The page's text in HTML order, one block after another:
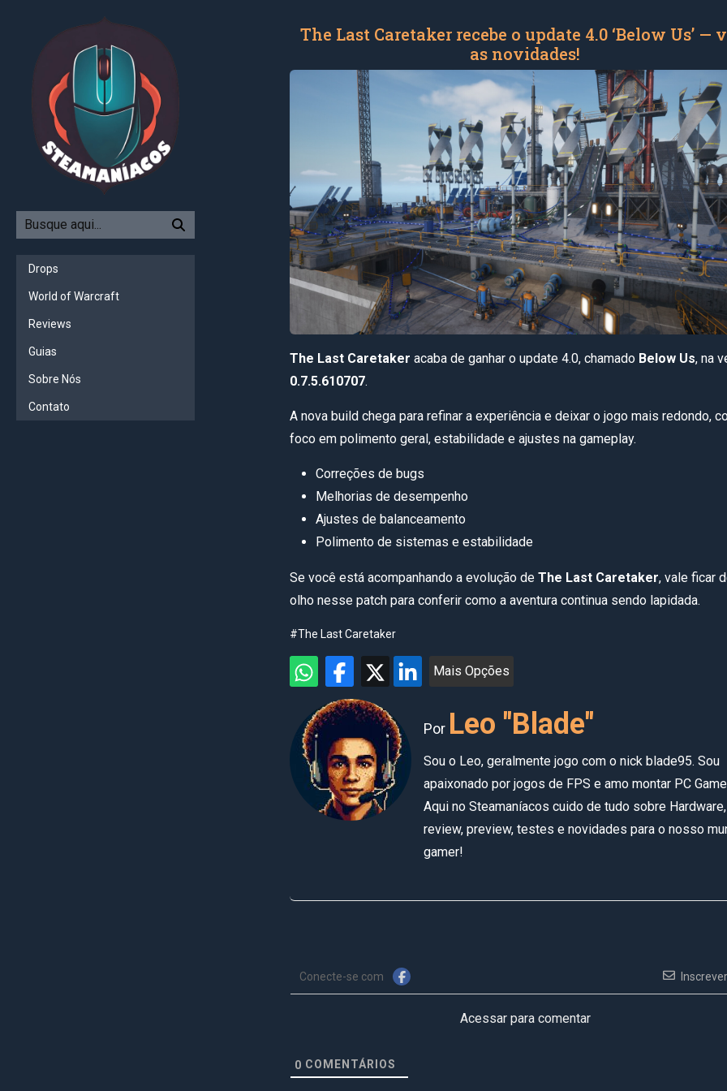
Drops
World of Warcraft
Reviews
Guias
Sobre Nós
Contato
The Last Caretaker recebe o update 4.0 ‘Below Us’ —
as novidades!
The Last Caretaker acaba de ganhar o update 4.0, chamado Below Us, na
0.7.5.610707.
A nova build chega para refinar a experiência e deixar o jogo mais redondo,
foco em polimento geral, estabilidade e ajustes na gameplay.
Correções de bugs
Melhorias de desempenho
Ajustes de balanceamento
Polimento de sistemas e estabilidade
Se você está acompanhando a evolução de The Last Caretaker, vale ficar
olho nesse patch para conferir como a aventura continua sendo lapidada.
#The Last Caretaker
Mais Opções
Por Leo "Blade"
Sou o Leo, geralmente jogo com o nick blade95. Sou
apaixonado por jogos de FPS e amo montar PC
Aqui no Steamaníacos cuido de tudo sobre Hardware,
review, preview, testes e novidades para o nosso
gamer!
Conecte-se com
Acessar para comentar
0 COMENTÁRIOS